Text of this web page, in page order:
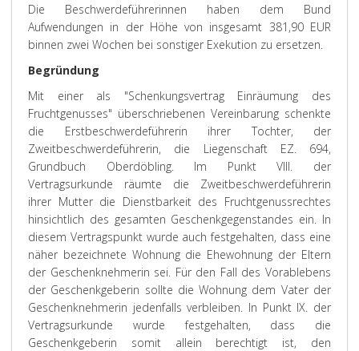
Die Beschwerdeführerinnen haben dem Bund
Aufwendungen in der Höhe von insgesamt 381,90 EUR
binnen zwei Wochen bei sonstiger Exekution zu ersetzen.
Begründung
Mit einer als "Schenkungsvertrag Einräumung des
Fruchtgenusses" überschriebenen Vereinbarung schenkte
die Erstbeschwerdeführerin ihrer Tochter, der
Zweitbeschwerdeführerin, die Liegenschaft EZ. 694,
Grundbuch Oberdöbling. Im Punkt VIII. der
Vertragsurkunde räumte die Zweitbeschwerdeführerin
ihrer Mutter die Dienstbarkeit des Fruchtgenussrechtes
hinsichtlich des gesamten Geschenkgegenstandes ein. In
diesem Vertragspunkt wurde auch festgehalten, dass eine
näher bezeichnete Wohnung die Ehewohnung der Eltern
der Geschenknehmerin sei. Für den Fall des Vorablebens
der Geschenkgeberin sollte die Wohnung dem Vater der
Geschenknehmerin jedenfalls verbleiben. In Punkt IX. der
Vertragsurkunde wurde festgehalten, dass die
Geschenkgeberin somit allein berechtigt ist, den